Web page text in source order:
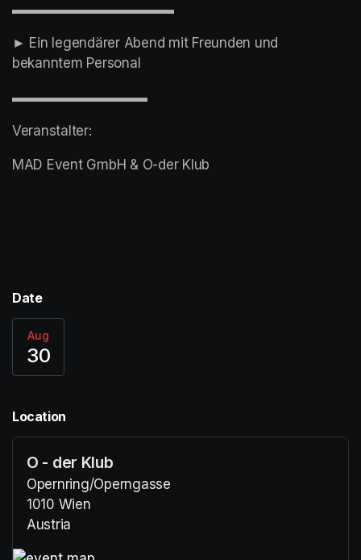
▬▬▬▬▬▬▬▬▬▬▬▬
► Ein legendärer Abend mit Freunden und
bekanntem Personal
▬▬▬▬▬▬▬▬▬▬
Veranstalter:
MAD Event GmbH & O-der Klub
Date
Aug
30
Location
O - der Klub
Opernring/Operngasse
1010 Wien
Austria